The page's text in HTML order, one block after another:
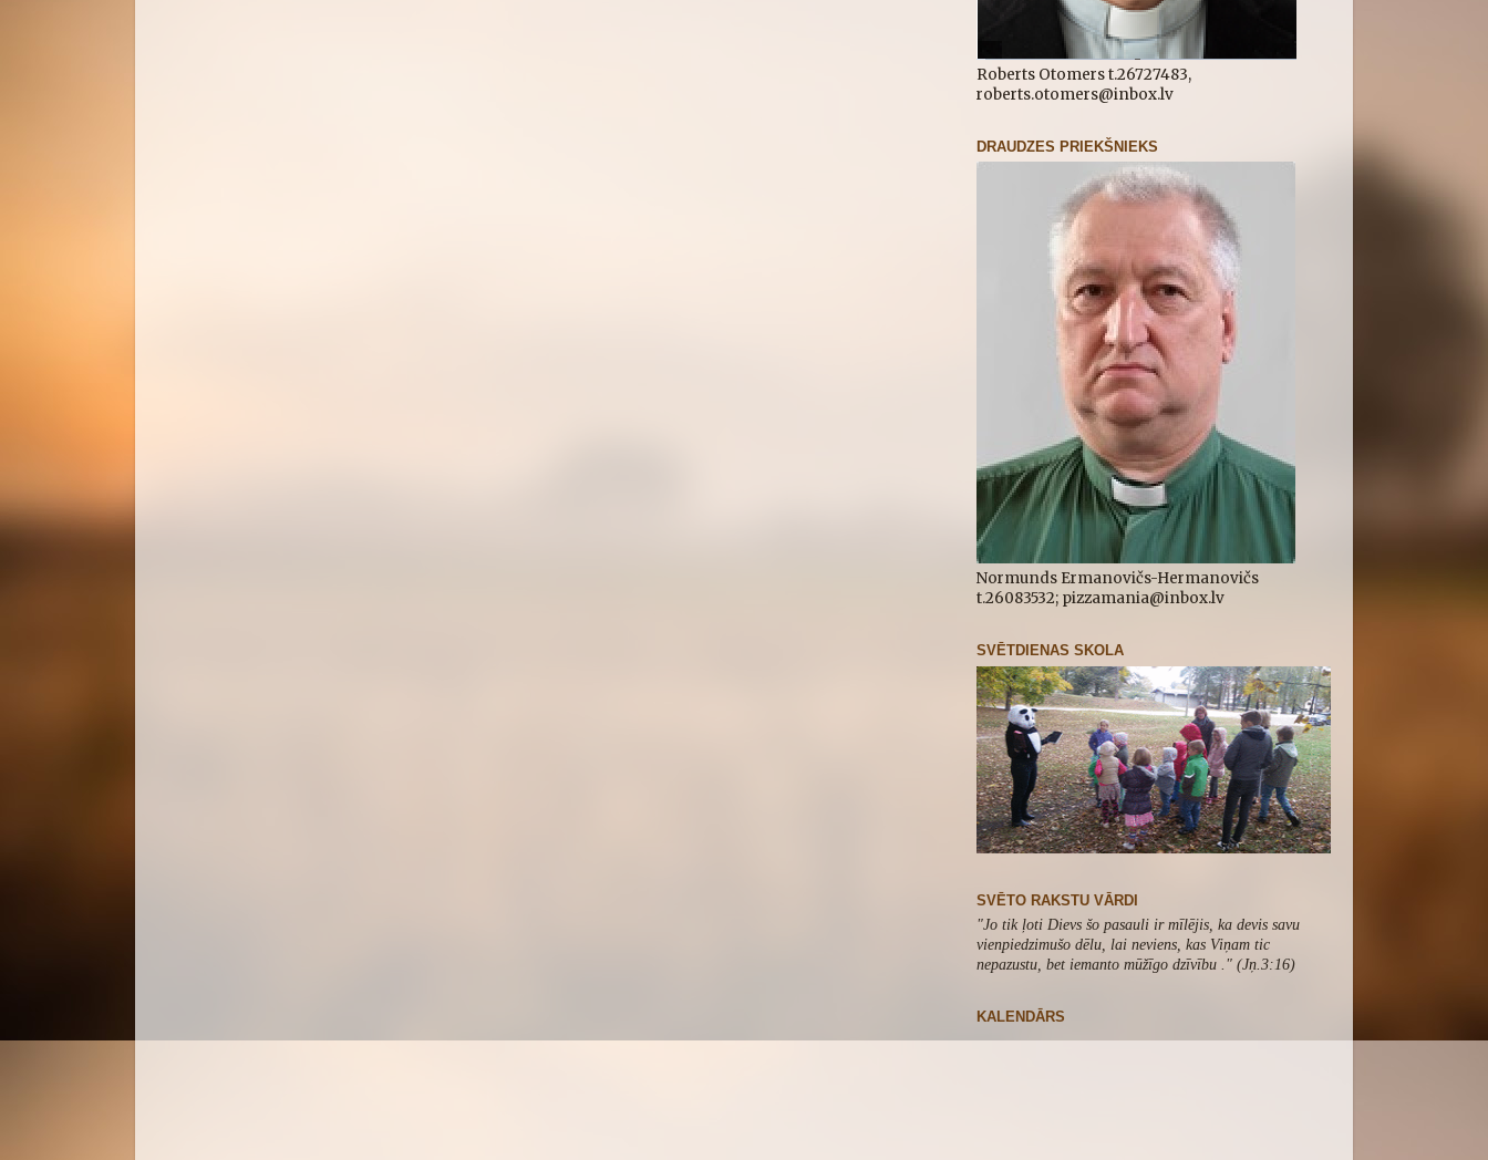
Roberts Otomers t.26727483,
roberts.otomers@inbox.lv
DRAUDZES PRIEKŠNIEKS
Normunds Ermanovičs-Hermanovičs
t.26083532; pizzamania@inbox.lv
SVĒTDIENAS SKOLA
SVĒTO RAKSTU VĀRDI
"Jo tik ļoti Dievs šo pasauli ir mīlējis, ka devis savu
vienpiedzimušo dēlu, lai neviens, kas Viņam tic
nepazustu, bet iemanto mūžīgo dzīvību . " (Jņ.3:16)
KALENDĀRS